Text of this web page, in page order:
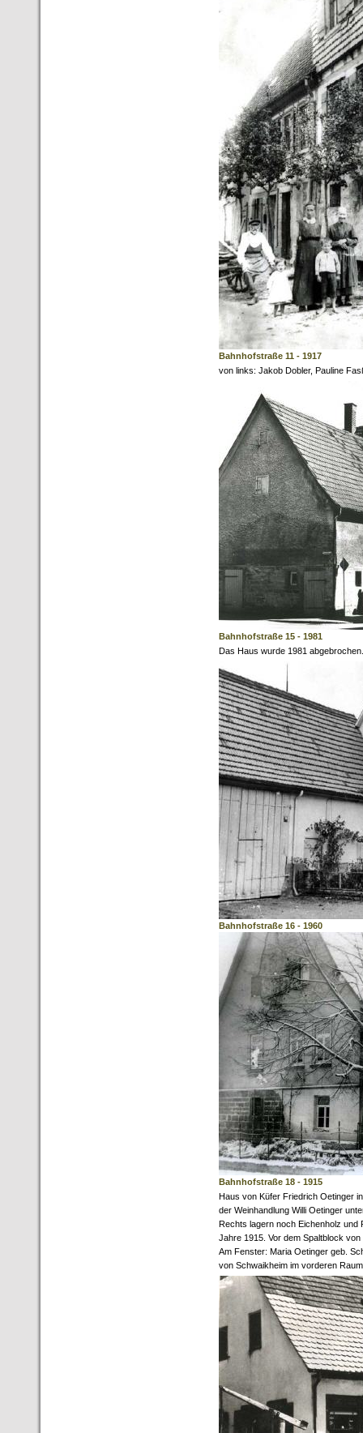
Bahnhofstraße 11 - 1917
von links: Jakob Dobler, Pauline
Bahnhofstraße 15 - 1981
Das Haus wurde 1981
Bahnhofstraße 16 - 1960
Bahnhofstraße 18 - 1915
Haus von Küfer Friedrich Oetinger
der Weinhandlung Willi Oetinger
Rechts lagern noch Eichenholz und
Jahre 1915. Vor dem Spaltblock
Am Fenster: Maria Oetinger geb.
von Schwaikheim im vorderen